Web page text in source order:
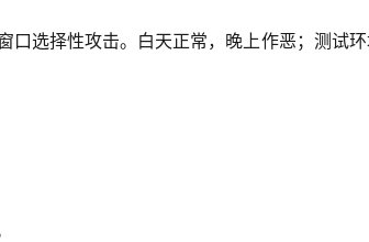
口选择性攻击。白天正常，晚上作恶；测试